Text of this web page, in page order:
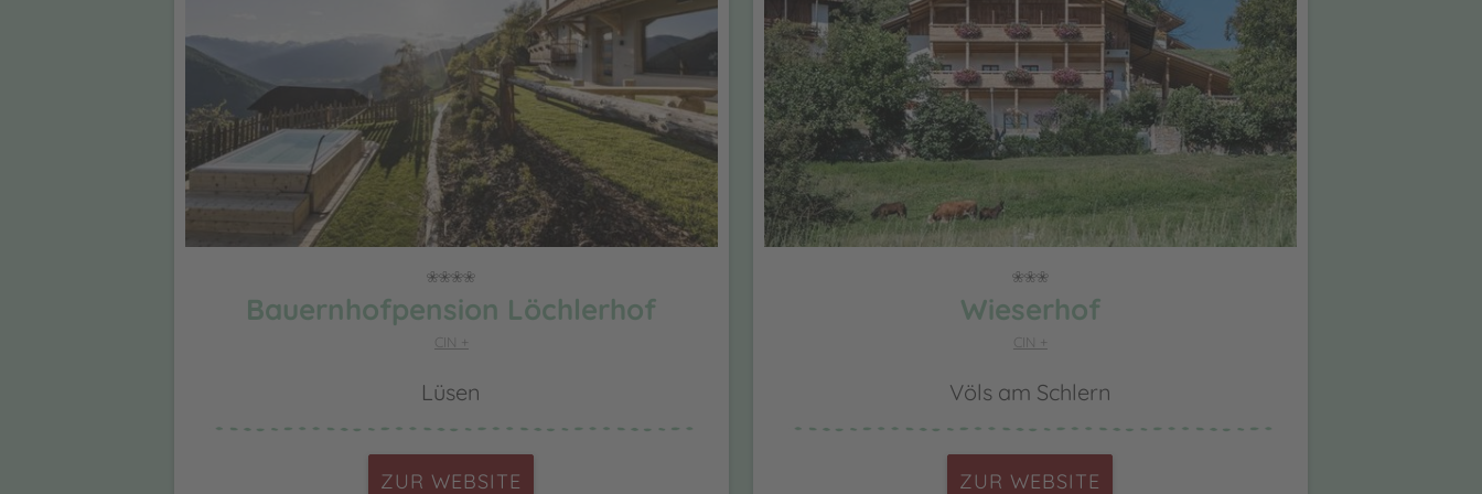
Bauernhofpension Löchlerhof
CIN +
Lüsen
ZUR WEBSITE
Wieserhof
CIN +
Völs am Schlern
ZUR WEBSITE